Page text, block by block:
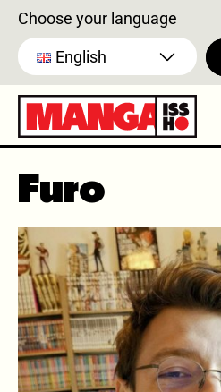
Choose your language
English
Furo